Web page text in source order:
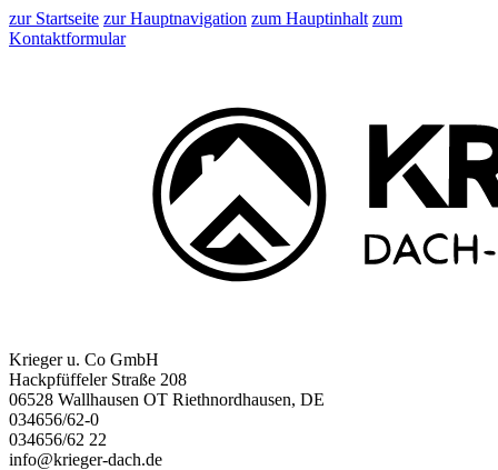
zur Startseite zur Hauptnavigation zum Hauptinhalt zum
Kontaktformular
Krieger u. Co GmbH
Hackpfüffeler Straße 208
06528 Wallhausen OT Riethnordhausen, DE
034656/62-0
034656/62 22
info@krieger-dach.de